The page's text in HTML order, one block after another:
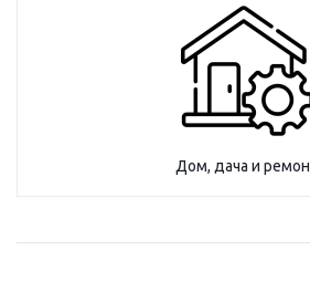
Дом, дача и